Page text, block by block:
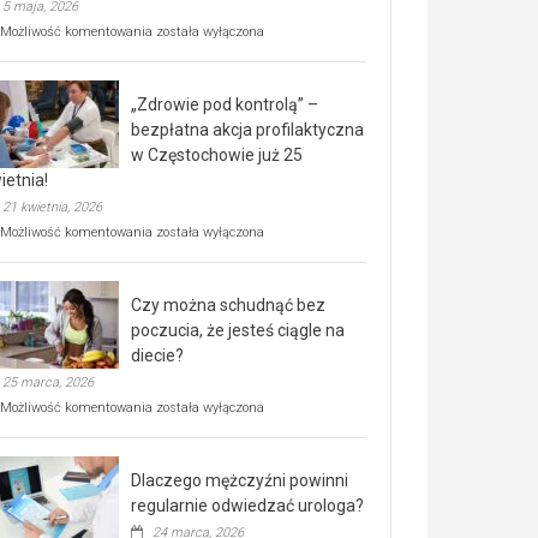
5 maja, 2026
Możliwość komentowania Rusza
rehabilitacji
dla
seniorów!
została wyłączona
„Zdrowie pod kontrolą” –
bezpłatna akcja profilaktyczna
w Częstochowie już 25
21 kwietnia, 2026
Możliwość komentowania „Zdrowie
bezpłatna
akcja
profilaktyczna
w
już
kwietnia!
została wyłączona
Czy można schudnąć bez
poczucia, że jesteś ciągle na
diecie?
25 marca, 2026
Możliwość komentowania Czy
poczucia,
że
została wyłączona
Dlaczego mężczyźni powinni
regularnie odwiedzać urologa?
24 marca, 2026